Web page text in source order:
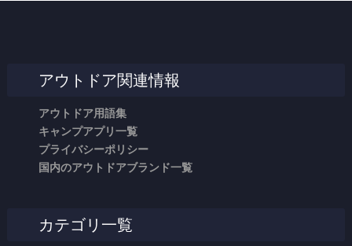
アウトドア関連情報
アウトドア用語集
キャンプアプリ一覧
プライバシーポリシー
国内のアウトドアブランド一覧
カテゴリ一覧